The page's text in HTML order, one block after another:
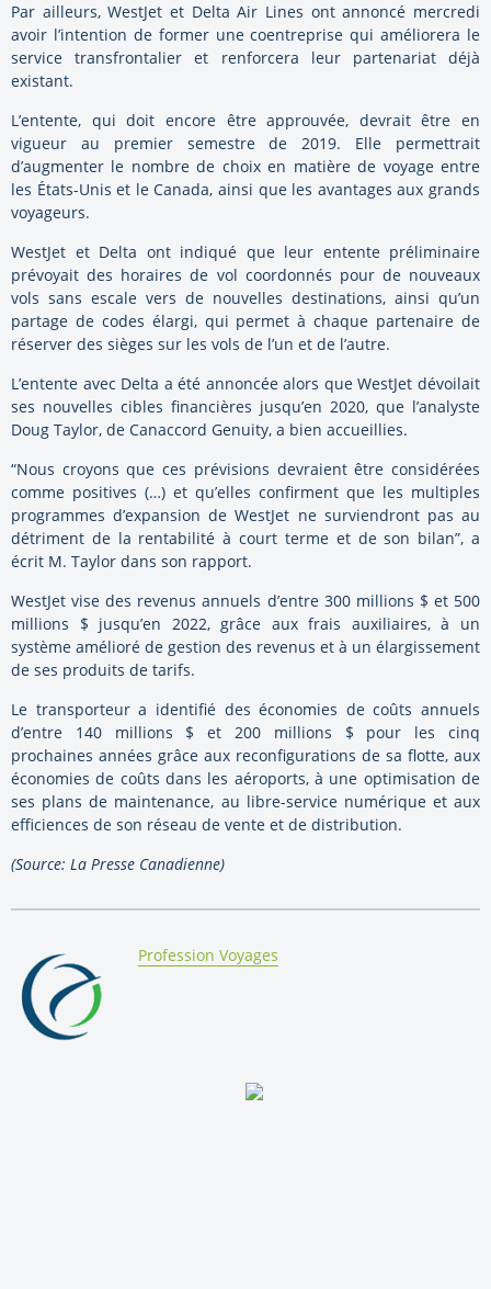
Par ailleurs, WestJet et Delta Air Lines ont annoncé mercredi
avoir l’intention de former une coentreprise qui améliorera le
service transfrontalier et renforcera leur partenariat déjà
existant.
L’entente, qui doit encore être approuvée, devrait être en
vigueur au premier semestre de 2019. Elle permettrait
d’augmenter le nombre de choix en matière de voyage entre
les États-Unis et le Canada, ainsi que les avantages aux grands
voyageurs.
WestJet et Delta ont indiqué que leur entente préliminaire
prévoyait des horaires de vol coordonnés pour de nouveaux
vols sans escale vers de nouvelles destinations, ainsi qu’un
partage de codes élargi, qui permet à chaque partenaire de
réserver des sièges sur les vols de l’un et de l’autre.
L’entente avec Delta a été annoncée alors que WestJet dévoilait
ses nouvelles cibles financières jusqu’en 2020, que l’analyste
Doug Taylor, de Canaccord Genuity, a bien accueillies.
“Nous croyons que ces prévisions devraient être considérées
comme positives (…) et qu’elles confirment que les multiples
programmes d’expansion de WestJet ne surviendront pas au
détriment de la rentabilité à court terme et de son bilan”, a
écrit M. Taylor dans son rapport.
WestJet vise des revenus annuels d’entre 300 millions $ et 500
millions $ jusqu’en 2022, grâce aux frais auxiliaires, à un
système amélioré de gestion des revenus et à un élargissement
de ses produits de tarifs.
Le transporteur a identifié des économies de coûts annuels
d’entre 140 millions $ et 200 millions $ pour les cinq
prochaines années grâce aux reconfigurations de sa flotte, aux
économies de coûts dans les aéroports, à une optimisation de
ses plans de maintenance, au libre-service numérique et aux
efficiences de son réseau de vente et de distribution.
(Source: La Presse Canadienne)
By:
Profession Voyages